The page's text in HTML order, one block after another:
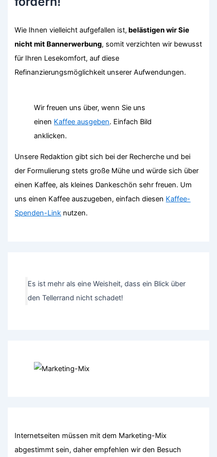
Wie Ihnen vielleicht aufgefallen ist, belästigen wir Sie
nicht mit Bannerwerbung, somit verzichten wir bewusst
für Ihren Lesekomfort, auf diese
Refinanzierungsmöglichkeit unserer Aufwendungen.
Wir freuen uns über, wenn Sie uns
einen Kaffee ausgeben. Einfach Bild
anklicken.
Unsere Redaktion gibt sich bei der Recherche und bei
der Formulierung stets große Mühe und würde sich über
einen Kaffee, als kleines Dankeschön sehr freuen. Um
uns einen Kaffee auszugeben, einfach diesen Kaffee-
Spenden-Link nutzen.
Es ist mehr als eine Weisheit, dass ein Blick über
den Tellerrand nicht schadet!
Internetseiten müssen mit dem Marketing-Mix
abgestimmt sein, daher empfehlen wir den Besuch